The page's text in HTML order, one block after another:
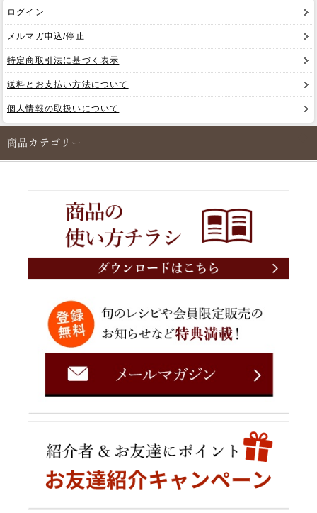
ログイン
メルマガ申込/停止
特定商取引法に基づく表示
送料とお支払い方法について
個人情報の取扱いについて
商品カテゴリー